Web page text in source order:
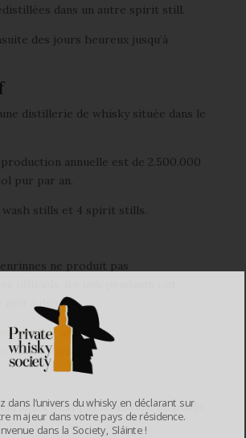
dans un autre spirit still.
des jours heureux jusqu’à
distillerie de whisky située dans le
production annuelle est de 2.500.000
pur par an.
wash stills et 4 spirit stills.
ne produit pas
mot à dire:
12 ans
14 ans
n’est pas accessible au public.
dans l’univers du whisky en déclarant sur
majeur dans votre pays de résidence.
dans la Society, Sláinte !